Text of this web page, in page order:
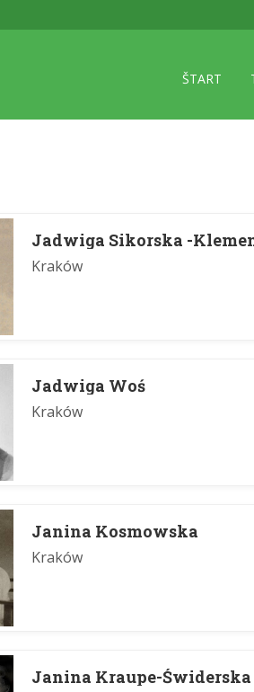
ŠTART
Jadwiga Sikorska -
Kraków
Jadwiga Woś
Kraków
Janina Kosmowska
Kraków
Janina Kraupe-Świderska